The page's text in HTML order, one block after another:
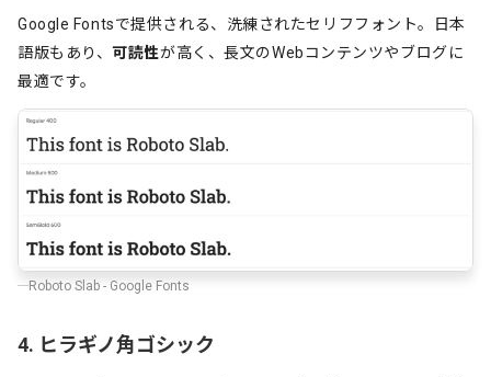
Google Fontsで提供される、洗練されたセリフフォント。日本
語版もあり、可読性が高く、長文のWebコンテンツやブログに
最適です。
Roboto Slab - Google Fonts
4. ヒラギノ角ゴシック